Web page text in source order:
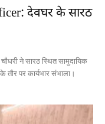
देवघर के सारठ
ने सारठ स्थित सामुदायिक
पर कार्यभार संभाला।